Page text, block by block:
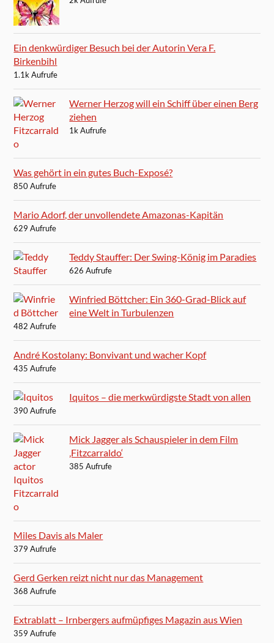
Ein denkwürdiger Besuch bei der Autorin Vera F.
Birkenbihl
1.1k Aufrufe
Werner Herzog will ein Schiff über einen Berg
ziehen
1k Aufrufe
Was gehört in ein gutes Buch-Exposé?
850 Aufrufe
Mario Adorf, der unvollendete Amazonas-Kapitän
629 Aufrufe
Teddy Stauffer: Der Swing-König im Paradies
626 Aufrufe
Winfried Böttcher: Ein 360-Grad-Blick auf
eine Welt in Turbulenzen
482 Aufrufe
André Kostolany: Bonvivant und wacher Kopf
435 Aufrufe
Iquitos – die merkwürdigste Stadt von allen
390 Aufrufe
Mick Jagger als Schauspieler in dem Film
‚Fitzcarraldo‘
385 Aufrufe
Miles Davis als Maler
379 Aufrufe
Gerd Gerken reizt nicht nur das Management
368 Aufrufe
Extrablatt – Irnbergers aufmüpfiges Magazin aus Wien
359 Aufrufe